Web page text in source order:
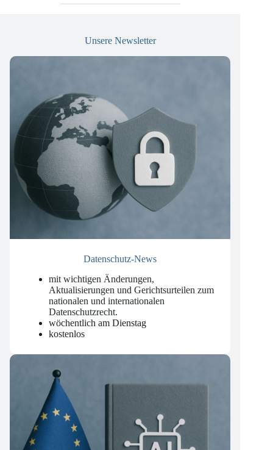
Unsere Newsletter
Datenschutz-News
mit wichtigen Änderungen,
Aktualisierungen und Gerichtsurteilen zum
nationalen und internationalen
Datenschutzrecht.
wöchentlich am Dienstag